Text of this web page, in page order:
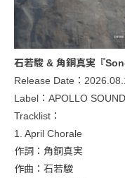
石若駿 & 角銅真実『
Release Date：
Label：APOLLO
Tracklist：
1. April Chorale
作詞：角銅真実
作曲：石若駿